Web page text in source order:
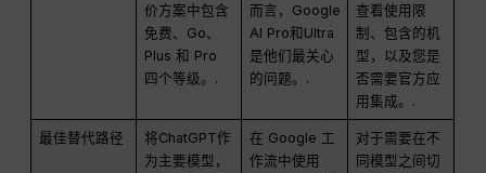
价方案中包含
免费、Go、
Plus 和 Pro
四个等级。.
而言，Google
AI Pro和Ultra
是他们最关心
的问题。.
查看使用限
制、包含的机
型，以及您是
否需要官方应
用集成。.
最佳替代路径
将ChatGPT作
为主要模型，
在 Google 工
作流中使用
对于需要在不
同模型之间切